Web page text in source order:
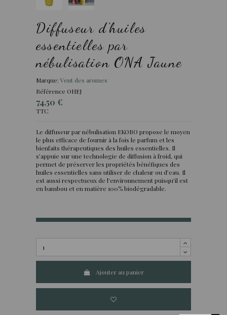
Diffuseur d’huiles
essentielles par
nébulisation ONA Jaune
Marque: Vent des aromes
Référence OHEJ
74,50 €
TTC
Le diffuseur par nébulisation EKOBO propose le moyen
le plus efficace de fournir à la fois le parfum et les
bienfaits thérapeutiques des huiles essentielles. Il
s’appuie sur une technologie de diffusion à froid, qui
permet de préserver les propriétés bénéfiques des
huiles essentielles sans utiliser de chaleur ou d’eau. Il
est aussi respectueux de l'environnement puisqu'il est
en bambou et en matière 100% biodégradable.
Ajouter au panier